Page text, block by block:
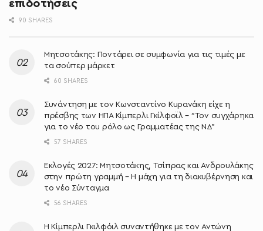
επιδοτήσεις
90 SHARES
Μητσοτάκης: Ποντάρει σε συμφωνία για τις τιμές με
τα σούπερ μάρκετ
60 SHARES
Συνάντηση με τον Κωνσταντίνο Κυρανάκη είχε η
πρέσβης των ΗΠΑ Κίμπερλι Γκίλφοϊλ – “Τον συγχάρηκα
για το νέο του ρόλο ως Γραμματέας της ΝΔ”
57 SHARES
Εκλογές 2027: Μητσοτάκης, Τσίπρας και Ανδρουλάκης
στην πρώτη γραμμή – Η μάχη για τη διακυβέρνηση και
το νέο Σύνταγμα
56 SHARES
Η Κίμπερλι Γκιλφόιλ συναντήθηκε με τον Αντώνη